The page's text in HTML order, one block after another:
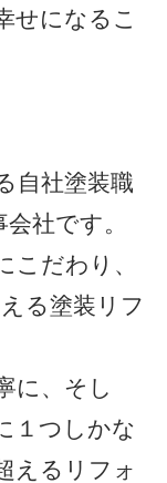
せになるこ
自社塗装職
社です。
こだわり、
る塗装リフ
に、そし
１つしかな
えるリフォ